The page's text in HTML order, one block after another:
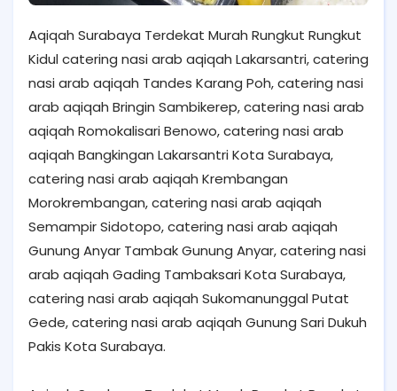
Aqiqah Surabaya Terdekat Murah Rungkut Rungkut
Kidul catering nasi arab aqiqah Lakarsantri, catering
nasi arab aqiqah Tandes Karang Poh, catering nasi
arab aqiqah Bringin Sambikerep, catering nasi arab
aqiqah Romokalisari Benowo, catering nasi arab
aqiqah Bangkingan Lakarsantri Kota Surabaya,
catering nasi arab aqiqah Krembangan
Morokrembangan, catering nasi arab aqiqah
Semampir Sidotopo, catering nasi arab aqiqah
Gunung Anyar Tambak Gunung Anyar, catering nasi
arab aqiqah Gading Tambaksari Kota Surabaya,
catering nasi arab aqiqah Sukomanunggal Putat
Gede, catering nasi arab aqiqah Gunung Sari Dukuh
Pakis Kota Surabaya.